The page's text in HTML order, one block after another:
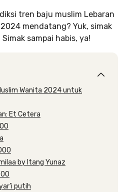
tren baju muslim Lebaran
mendatang? Yuk, simak
sampai habis, ya!
Wanita 2024 untuk
Et Cetera
by Itang Yunaz
putih